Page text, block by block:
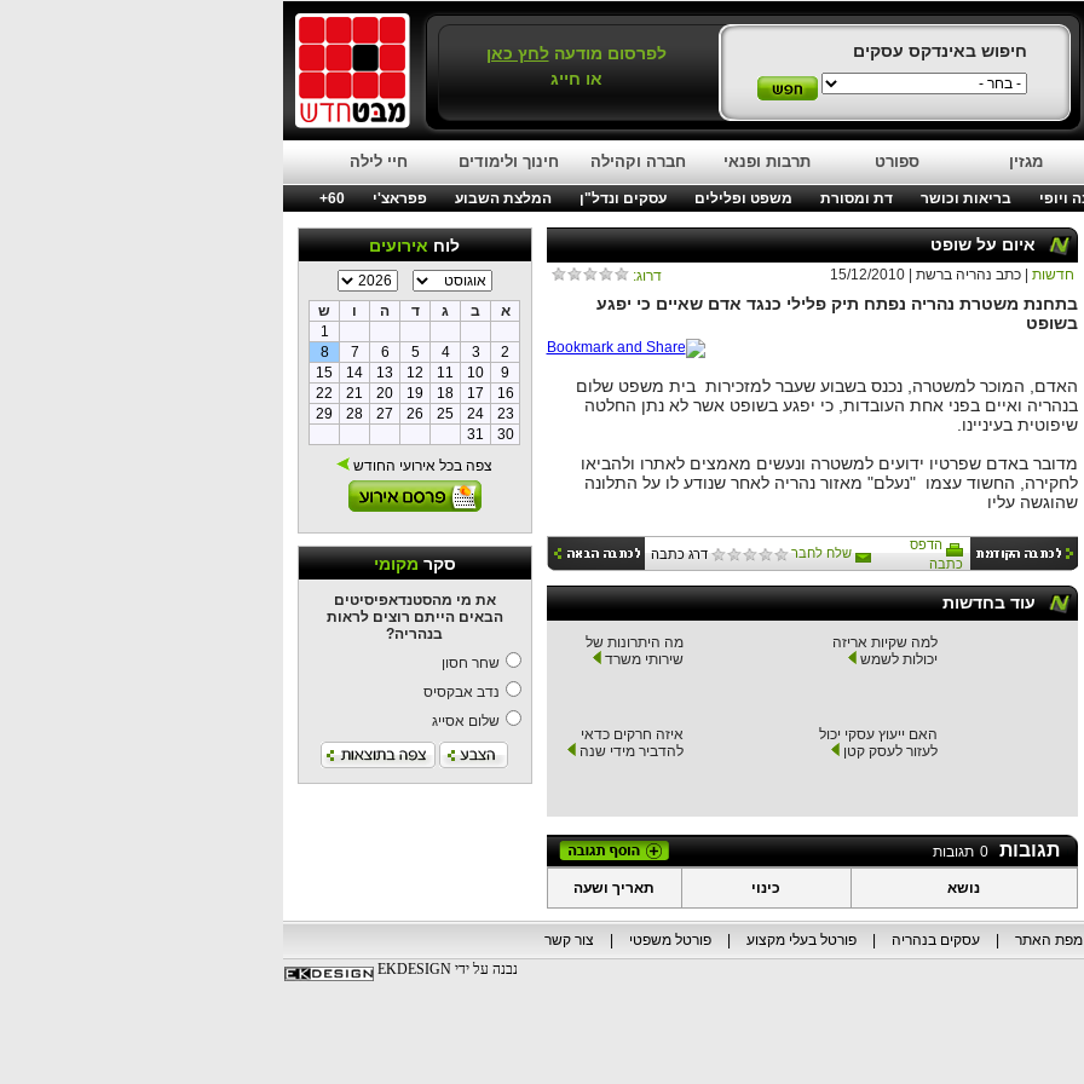
חיפוש באינדקס עסקים לפרסום מודעהלחץ כאן
או חייג
מגזין ספורט תרבות ופנאי חברה וקהילה חינוך ולימודים חיי לילה
ויופי בריאות וכושר דת ומסורת משפט ופלילים עסקים ונדל"ן המלצת השבוע פפראצ'י
60+
לוחאירועים
א ב ג ד ה ו
ש
1
2
3
4
5
6
7
8
9
10
11
12
13
14
15
16
17
18
19
20
21
22
23
24
25
26
27
28
29
30
31
צפה בכל אירועי החודש
סקרמקומי
את מי מהסטנדאפיסיטים
הבאים הייתם רוצים לראות
בנהריה?
שחר חסון
נדב אבקסיס
שלום אסייג
איום על שופט
דרוג: חדשות | כתב נהריה ברשת | 15/12/2010
בתחנת משטרת נהריה נפתח תיק פלילי כנגד אדם שאיים כי יפגע
בשופט
האדם, המוכר למשטרה, נכנס בשבוע שעבר למזכירות בית משפט שלום
בנהריה ואיים בפני אחת העובדות, כי יפגע בשופט אשר לא נתן החלטה
שיפוטית בעיניינו.
מדובר באדם שפרטיו ידועים למשטרה ונעשים מאמצים לאתרו ולהביאו
לחקירה, החשוד עצמו "נעלם" מאזור נהריה לאחר שנודע לו על התלונה
שהוגשה עליו
הדפס
כתבה
שלח לחבר דרג כתבה
עוד בחדשות
למה שקיות אריזה
יכולות לשמש
מה היתרונות של
שירותי משרד
האם ייעוץ עסקי יכול
לעזור לעסק קטן
איזה חרקים כדאי
להדביר מידי שנה
תגובות 0 תגובות
נושא כינוי תאריך ושעה
מפת האתר עסקים בנהריה פורטל בעלי מקצוע פורטל משפטי
צור קשר
נבנה על ידי EKDESIGN